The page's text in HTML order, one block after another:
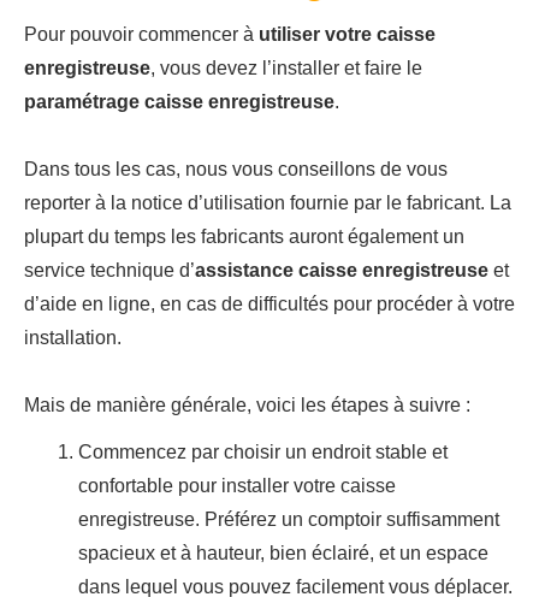
Pour pouvoir commencer à utiliser votre caisse
enregistreuse, vous devez l’installer et faire le
paramétrage caisse enregistreuse.
Dans tous les cas, nous vous conseillons de vous
reporter à la notice d’utilisation fournie par le fabricant. La
plupart du temps les fabricants auront également un
service technique d’assistance caisse enregistreuse et
d’aide en ligne, en cas de difficultés pour procéder à votre
installation.
Mais de manière générale, voici les étapes à suivre :
Commencez par choisir un endroit stable et
confortable pour installer votre caisse
enregistreuse. Préférez un comptoir suffisamment
spacieux et à hauteur, bien éclairé, et un espace
dans lequel vous pouvez facilement vous déplacer.